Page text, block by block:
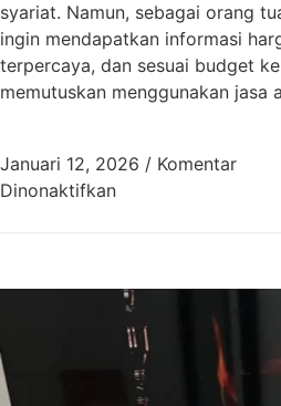
syariat. Namun, sebagai orang
ingin mendapatkan informasi
terpercaya, dan sesuai budget
memutuskan menggunakan
Januari 12, 2026 / Komentar
Dinonaktifkanpada Harga